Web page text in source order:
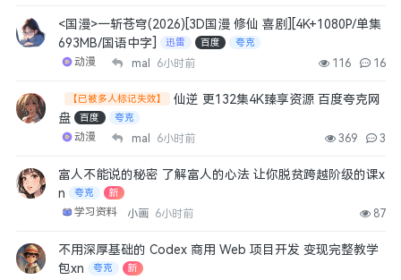
<国漫>一斩苍穹(2026)[3D国漫 修仙 喜剧][4K+1080P/单集
693MB/国语中字]
迅雷 百度 夸克
动漫 mal 6小时前 116 16
【已被多人标记失效】
仙逆 更132集4K臻享资源 百度夸克网
盘
百度 夸克
动漫 mal 6小时前 369 3
富人不能说的秘密 了解富人的心法 让你脱贫跨越阶级的课x
n
夸克 新
学习资料 小画 6小时前 87
不用深厚基础的 Codex 商用 Web 项目开发 变现完整教学
包xn
夸克 新
1740557982
冬去春来
wsx123
4月前 👍0
Merlin7727
4月前